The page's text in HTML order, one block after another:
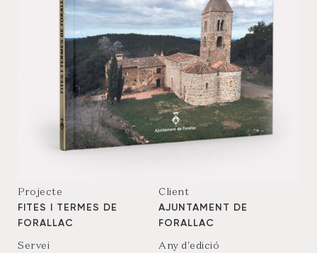
Projecte
FITES I TERMES DE
FORALLAC
Client
AJUNTAMENT DE
FORALLAC
Servei
Any d'edició